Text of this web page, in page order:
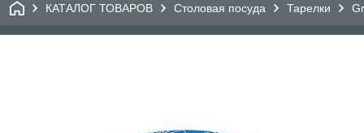
КАТАЛОГ ТОВАРОВ Столовая посуда Тарелки